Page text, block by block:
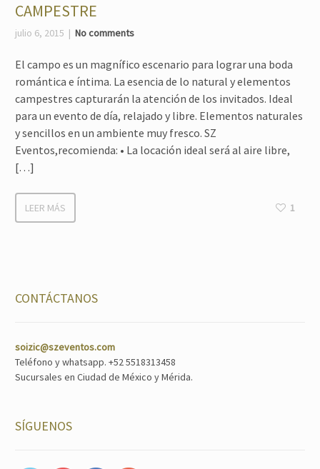
CAMPESTRE
julio 6, 2015 No comments
El campo es un magnífico escenario para lograr una boda
romántica e íntima. La esencia de lo natural y elementos
campestres capturarán la atención de los invitados. Ideal
para un evento de día, relajado y libre. Elementos naturales
y sencillos en un ambiente muy fresco. SZ
Eventos,recomienda: • La locación ideal será al aire libre,
[…]
LEER MÁS 1
CONTÁCTANOS
soizic@szeventos.com
Teléfono y whatsapp. +52 5518313458
Sucursales en Ciudad de México y Mérida.
SÍGUENOS